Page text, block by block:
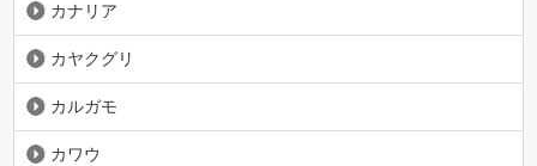
カナリア
カヤクグリ
カルガモ
カワウ